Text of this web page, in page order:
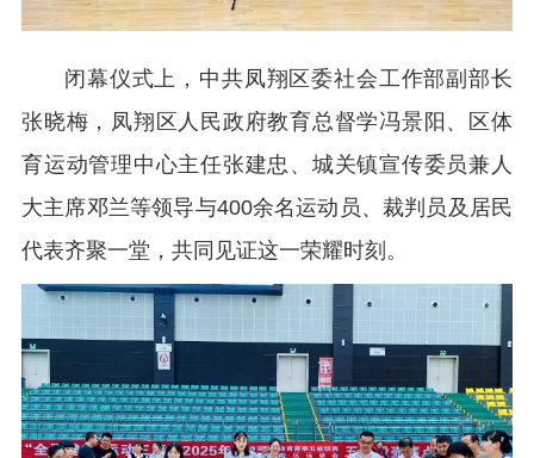
闭幕仪式上，中共凤翔区委社会工作部副部长
张晓梅，凤翔区人民政府教育总督学冯景阳、区体
育运动管理中心主任张建忠、城关镇宣传委员兼人
大主席邓兰等领导与400余名运动员、裁判员及居民
代表齐聚一堂，共同见证这一荣耀时刻。